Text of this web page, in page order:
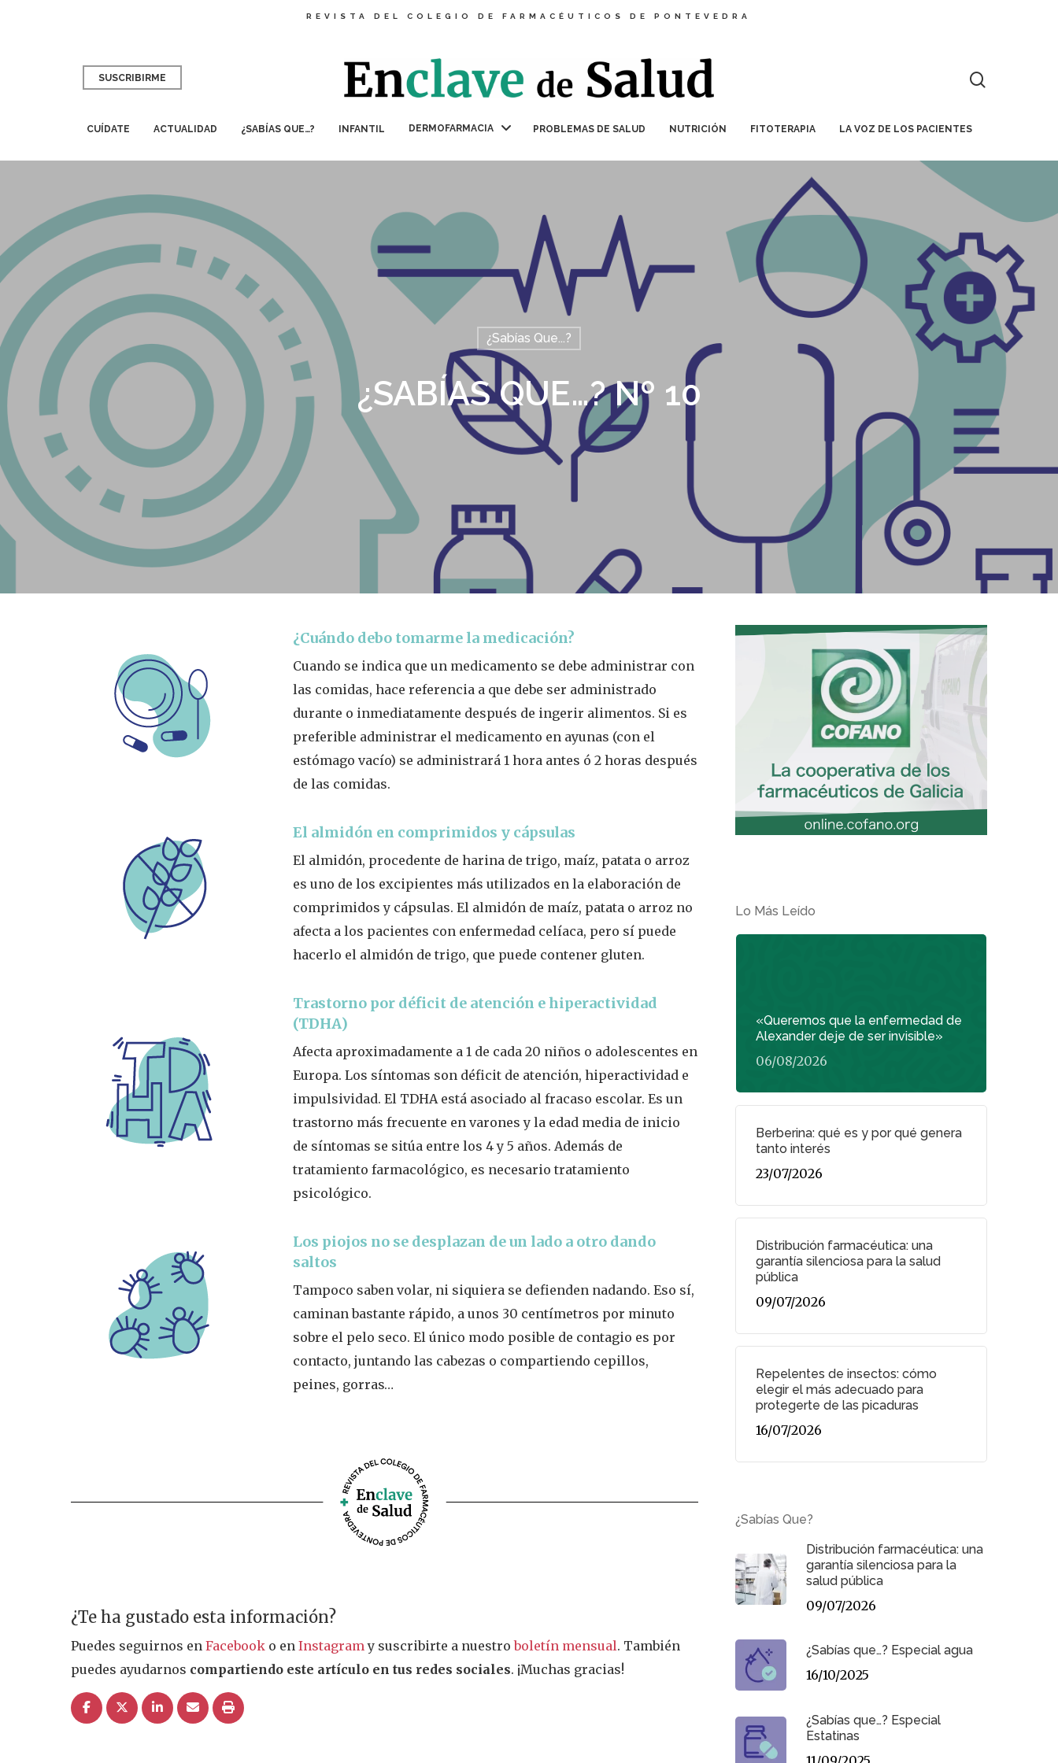
REVISTA DEL COLEGIO DE FARMACÉUTICOS DE PONTEVEDRA
Presiona enter para buscar o ESC para salir
SUSCRIBIRME
CUÍDATE ACTUALIDAD ¿SABÍAS QUE…? INFANTIL DERMOFARMACIA PROBLEMAS DE SALUD NUTRICIÓN FITOTERAPIA LA VOZ DE LOS PACIENTES
¿Sabías Que...?
¿SABÍAS QUE…? Nº 10
¿Cuándo debo tomarme la medicación?
Cuando se indica que un medicamento se debe administrar con
las comidas, hace referencia a que debe ser administrado
durante o inmediatamente después de ingerir alimentos. Si es
preferible administrar el medicamento en ayunas (con el
estómago vacío) se administrará 1 hora antes ó 2 horas después
de las comidas.
El almidón en comprimidos y cápsulas
El almidón, procedente de harina de trigo, maíz, patata o arroz
es uno de los excipientes más utilizados en la elaboración de
comprimidos y cápsulas. El almidón de maíz, patata o arroz no
afecta a los pacientes con enfermedad celíaca, pero sí puede
hacerlo el almidón de trigo, que puede contener gluten.
Trastorno por déficit de atención e hiperactividad
(TDHA)
Afecta aproximadamente a 1 de cada 20 niños o adolescentes en
Europa. Los síntomas son déficit de atención, hiperactividad e
impulsividad. El TDHA está asociado al fracaso escolar. Es un
trastorno más frecuente en varones y la edad media de inicio
de síntomas se sitúa entre los 4 y 5 años. Además de
tratamiento farmacológico, es necesario tratamiento
psicológico.
Los piojos no se desplazan de un lado a otro dando
saltos
Tampoco saben volar, ni siquiera se defienden nadando. Eso sí,
caminan bastante rápido, a unos 30 centímetros por minuto
sobre el pelo seco. El único modo posible de contagio es por
contacto, juntando las cabezas o compartiendo cepillos,
peines, gorras…
¿Te ha gustado esta información?
Puedes seguirnos enFacebook o enInstagram y suscribirte a nuestroboletín mensual. También
puedes ayudarnos compartiendo este artículo en tus redes sociales. ¡Muchas gracias!
Lo Más Leído
«Queremos que la enfermedad de
Alexander deje de ser invisible»
06/08/2026
Berberina: qué es y por qué genera
tanto interés
23/07/2026
Distribución farmacéutica: una
garantía silenciosa para la salud
pública
09/07/2026
Repelentes de insectos: cómo
elegir el más adecuado para
protegerte de las picaduras
16/07/2026
¿Sabías Que?
Distribución farmacéutica: una
garantía silenciosa para la
salud pública
09/07/2026
¿Sabías que…? Especial agua
16/10/2025
¿Sabías que…? Especial
Estatinas